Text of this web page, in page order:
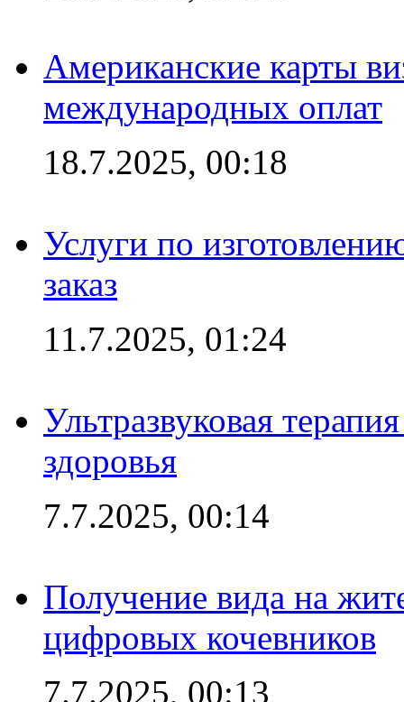
Американские карты
международных оплат
18.7.2025, 00:18
Услуги по
заказ
11.7.2025, 01:24
Ультразвуковая
здоровья
7.7.2025, 00:14
Получение вида на
цифровых кочевников
7.7.2025, 00:13